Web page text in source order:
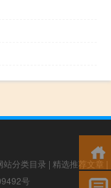
站分类目录 | 精选推荐文章 |
号